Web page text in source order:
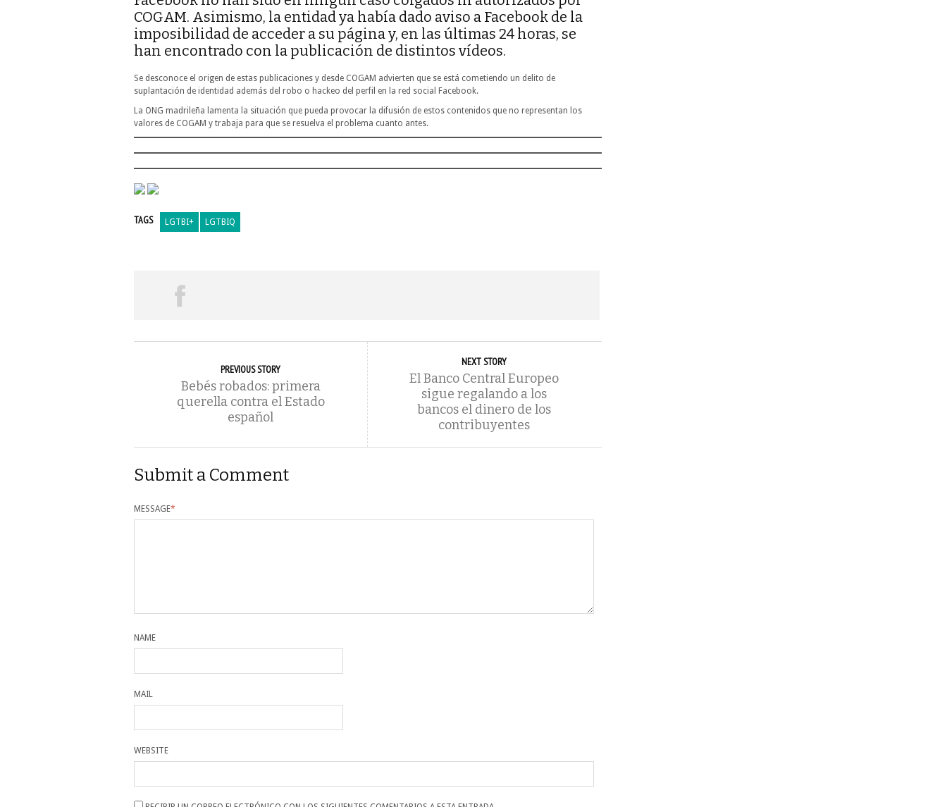
COGAM. Asimismo, la entidad ya había dado aviso a Facebook de la
imposibilidad de acceder a su página y, en las últimas 24 horas, se
han encontrado con la publicación de distintos vídeos.
Se desconoce el origen de estas publicaciones y desde COGAM advierten que se está cometiendo un delito de
suplantación de identidad además del robo o hackeo del perfil en la red social Facebook.
La ONG madrileña lamenta la situación que pueda provocar la difusión de estos contenidos que no representan los
valores de COGAM y trabaja para que se resuelva el problema cuanto antes.
TAGS LGTBI+ LGTBIQ
PREVIOUS STORY
Bebés robados: primera
querella contra el Estado
español
NEXT STORY
El Banco Central Europeo
sigue regalando a los
bancos el dinero de los
contribuyentes
Submit a Comment
MESSAGE*
NAME
MAIL
WEBSITE